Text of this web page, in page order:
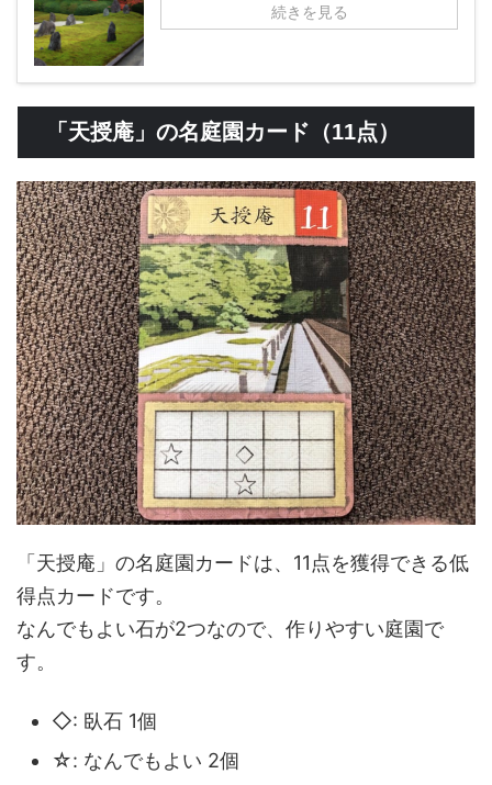
続きを見る
「天授庵」の名庭園カード（11点）
「天授庵」の名庭園カードは、11点を獲得できる低
得点カードです。
なんでもよい石が2つなので、作りやすい庭園で
す。
◇: 臥石 1個
☆: なんでもよい 2個